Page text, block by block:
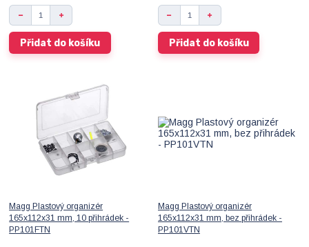
Přidat do košíku Přidat do košíku
Magg Plastový organizér
165x112x31 mm, 10 přihrádek -
PP101FTN
Magg Plastový organizér
165x112x31 mm, bez přihrádek -
PP101VTN